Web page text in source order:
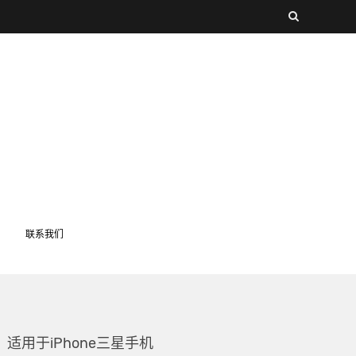
联系我们
适用于iPhone三星手机